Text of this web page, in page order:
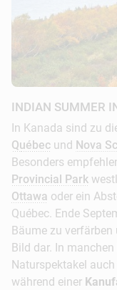
INDIAN SUMMER
In Kanada sind zu
Québec und Nova
Besonders
Provincial Park
Ottawa oder ein
Québec. Ende
Bäume zu
Bild dar. In
Naturspektakel
während einer